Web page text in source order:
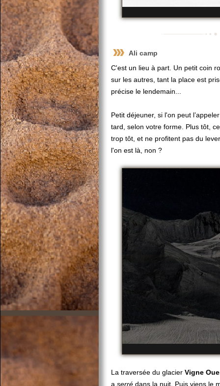
Ali camp
C'est un lieu à part. Un petit coin
sur les autres, tant la place est
précise le lendemain...
Petit déjeuner, si l'on peut
tard, selon votre forme. Plus tôt,
trop tôt, et ne profitent pas du
l'on est là, non ?
La traversée du glacier Vigne
a serré dans la nuit. Puis viens le